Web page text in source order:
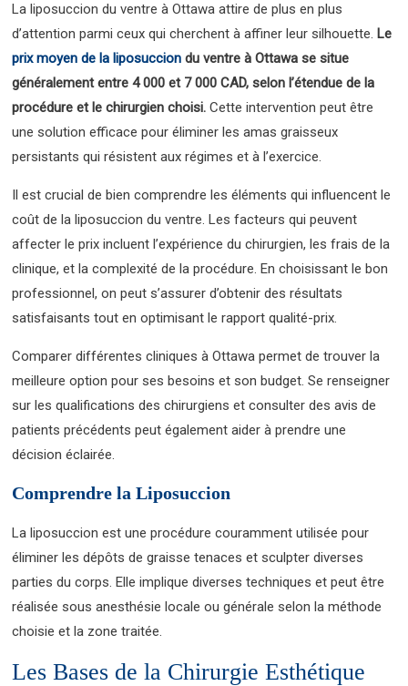
La liposuccion du ventre à Ottawa attire de plus en plus
d’attention parmi ceux qui cherchent à affiner leur silhouette. Le
prix moyen de la liposuccion du ventre à Ottawa se situe
généralement entre 4 000 et 7 000 CAD, selon l’étendue de la
procédure et le chirurgien choisi. Cette intervention peut être
une solution efficace pour éliminer les amas graisseux
persistants qui résistent aux régimes et à l’exercice.
Il est crucial de bien comprendre les éléments qui influencent le
coût de la liposuccion du ventre. Les facteurs qui peuvent
affecter le prix incluent l’expérience du chirurgien, les frais de la
clinique, et la complexité de la procédure. En choisissant le bon
professionnel, on peut s’assurer d’obtenir des résultats
satisfaisants tout en optimisant le rapport qualité-prix.
Comparer différentes cliniques à Ottawa permet de trouver la
meilleure option pour ses besoins et son budget. Se renseigner
sur les qualifications des chirurgiens et consulter des avis de
patients précédents peut également aider à prendre une
décision éclairée.
Comprendre la Liposuccion
La liposuccion est une procédure couramment utilisée pour
éliminer les dépôts de graisse tenaces et sculpter diverses
parties du corps. Elle implique diverses techniques et peut être
réalisée sous anesthésie locale ou générale selon la méthode
choisie et la zone traitée.
Les Bases de la Chirurgie Esthétique